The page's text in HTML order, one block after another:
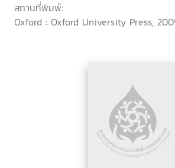
สถานที่พิมพ์:
Oxford : Oxford University Press,